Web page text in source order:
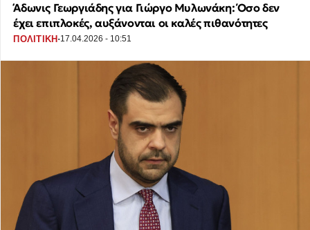
Άδωνις Γεωργιάδης για Γιώργο Μυλωνάκη: Όσο δεν
έχει επιπλοκές, αυξάνονται οι καλές πιθανότητες
ΠΟΛΙΤΙΚΗ ·17.04.2026 - 10:51